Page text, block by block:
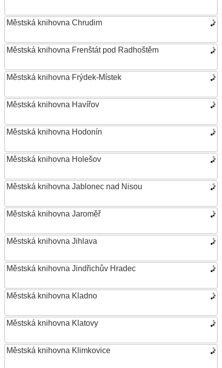
Městská knihovna Chrudim
Městská knihovna Frenštát pod Radhoštěm
Městská knihovna Frýdek-Místek
Městská knihovna Havířov
Městská knihovna Hodonín
Městská knihovna Holešov
Městská knihovna Jablonec nad Nisou
Městská knihovna Jaroměř
Městská knihovna Jihlava
Městská knihovna Jindřichův Hradec
Městská knihovna Kladno
Městská knihovna Klatovy
Městská knihovna Klimkovice